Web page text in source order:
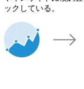
ックしている。